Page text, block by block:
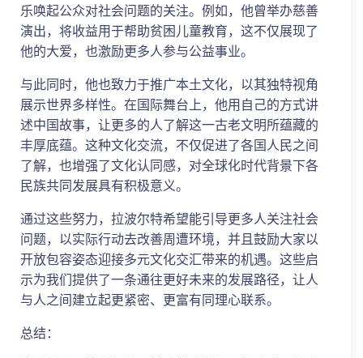
乐唤起公众对社会问题的关注。例如，他曾举办慈善
演出，将收益用于帮助贫困儿童教育，这不仅展现了
他的大爱，也激励更多人参与公益事业。
与此同时，他也致力于推广本土文化，以其独特视角
展示世界多样性。在国际舞台上，他用自己的方式讲
述中国故事，让更多的人了解这一古老文明所蕴藏的
丰厚底蕴。这种文化交流，不仅促进了各国人民之间
了解，也增强了文化认同感，对全球化时代背景下各
民族共同发展具有积极意义。
通过这些努力，拉波尔特希望能引导更多人关注社会
问题，以实际行动去改善周遭环境，并且鼓励大家以
开放包容姿态迎接多元文化交汇带来的机遇。这些启
示为我们提供了一条通往更好未来的发展路径，让人
与人之间建立起更紧密、更富有同理心联系。
总结：